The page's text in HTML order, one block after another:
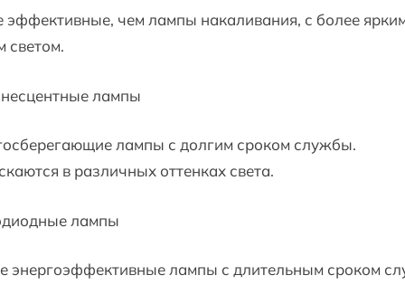
эффективные, чем лампы накаливания, с более
светом.
лампы
лампы с долгим сроком службы.
в различных оттенках света.
лампы
энергоэффективные лампы с длительным сроком